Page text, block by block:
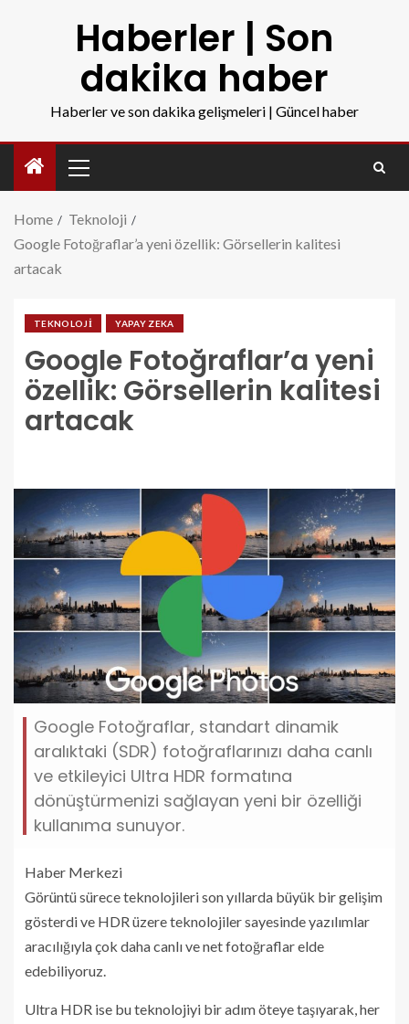
Haberler | Son
dakika haber
Haberler ve son dakika gelişmeleri | Güncel haber
Home
Teknoloji
Google Fotoğraflar’a yeni özellik: Görsellerin kalitesi
artacak
TEKNOLOJI YAPAY ZEKA
Google Fotoğraflar’a yeni
özellik: Görsellerin kalitesi
artacak
Google Fotoğraflar, standart dinamik
aralıktaki (SDR) fotoğraflarınızı daha canlı
ve etkileyici Ultra HDR formatına
dönüştürmenizi sağlayan yeni bir özelliği
kullanıma sunuyor.
Haber Merkezi
Görüntü sürece teknolojileri son yıllarda büyük bir gelişim
gösterdi ve HDR üzere teknolojiler sayesinde yazılımlar
aracılığıyla çok daha canlı ve net fotoğraflar elde
edebiliyoruz.
Ultra HDR ise bu teknolojiyi bir adım öteye taşıyarak, her